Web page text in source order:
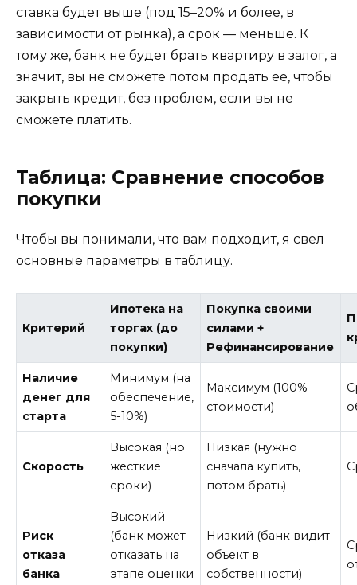
ставка будет выше (под 15–20% и более, в
зависимости от рынка), а срок — меньше. К
тому же, банк не будет брать квартиру в залог, а
значит, вы не сможете потом продать её, чтобы
закрыть кредит, без проблем, если вы не
сможете платить.
Таблица: Сравнение способов
покупки
Чтобы вы понимали, что вам подходит, я свел
основные параметры в таблицу.
Критерий
Ипотека на
торгах (до
покупки)
Покупка своими
силами +
Рефинансирование
Наличие
денег для
старта
Минимум (на
обеспечение,
5-10%)
Максимум (100%
стоимости)
Скорость
Высокая (но
жесткие
сроки)
Низкая (нужно
сначала купить,
потом брать)
Риск
отказа
банка
Высокий
(банк может
отказать на
этапе оценки
Низкий (банк видит
объект в
собственности)